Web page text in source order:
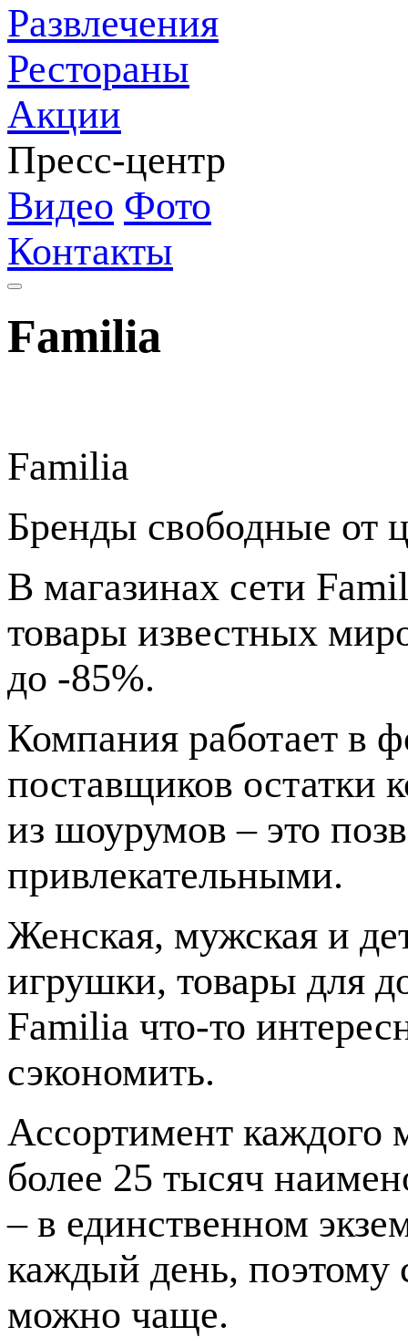
Развлечения
Рестораны
Акции
Пресс-центр
Видео Фото
Контакты
Familia
Familia
Бренды свободные от
В магазинах сети
товары известных
до -85%.
Компания работает в
поставщиков остатки
из шоурумов – это
привлекательными.
Женская, мужская и
игрушки, товары для
Familia что-то
сэкономить.
Ассортимент каждого
более 25 тысяч
– в единственном
каждый день, поэтому
можно чаще.